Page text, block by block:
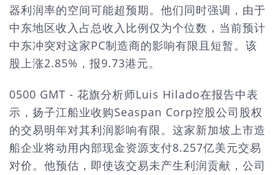
器利润率的空间可能超预期。他们同时强调，由于
中东地区收入占总收入比例仅为个位数，当前预计
中东冲突对这家PC制造商的影响有限且短暂。该
股上涨2.85%，报9.73港元。
0500 GMT - 花旗分析师Luis Hilado在报告中表
示，扬子江船业收购Seaspan Corp控股公司股权
的交易明年对其利润影响有限。这家新加坡上市造
船企业将动用内部现金资源支付8.257亿美元交易
对价。他预估，即使该交易未产生利润贡献，公司